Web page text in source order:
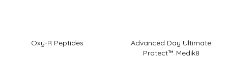
Oxy-R Peptides
Advanced Day Ultimate
Protect™ Medik8